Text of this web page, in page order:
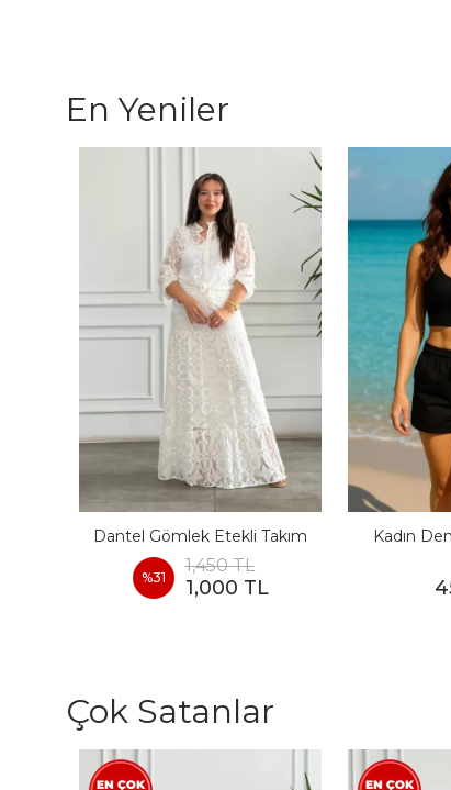
En Yeniler
Dantel Gömlek Etekli Takım
%31
1,450 TL
1,000 TL
Kadın
Çok Satanlar